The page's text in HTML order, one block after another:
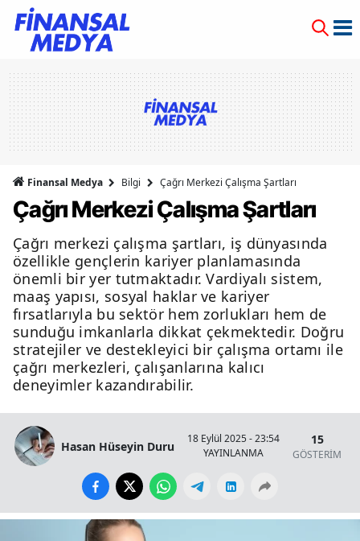
Finansal Medya Bilgi Çağrı Merkezi Çalışma Şartları
Çağrı Merkezi Çalışma Şartları
Çağrı merkezi çalışma şartları, iş dünyasında
özellikle gençlerin kariyer planlamasında
önemli bir yer tutmaktadır. Vardiyalı sistem,
maaş yapısı, sosyal haklar ve kariyer
fırsatlarıyla bu sektör hem zorlukları hem de
sunduğu imkanlarla dikkat çekmektedir. Doğru
stratejiler ve destekleyici bir çalışma ortamı ile
çağrı merkezleri, çalışanlarına kalıcı
deneyimler kazandırabilir.
Hasan Hüseyin Duru
18 Eylül 2025 - 23:54
YAYINLANMA
15
GÖSTERİM